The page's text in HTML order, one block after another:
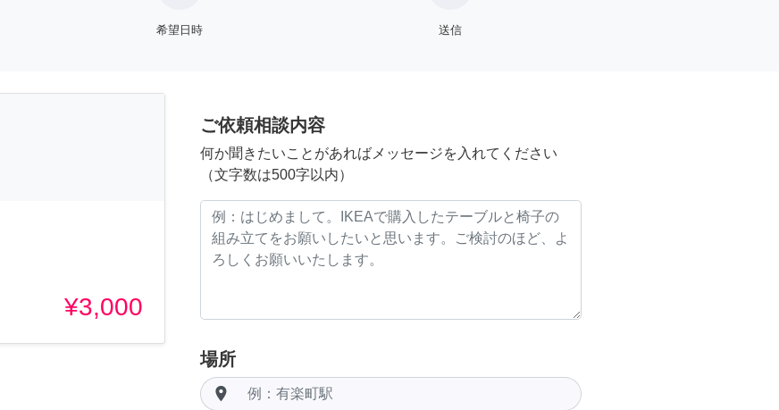
希望日時 送信
¥3,000
ご依頼相談内容
何か聞きたいことがあればメッセージを入れてください
（文字数は500字以内）
場所
room